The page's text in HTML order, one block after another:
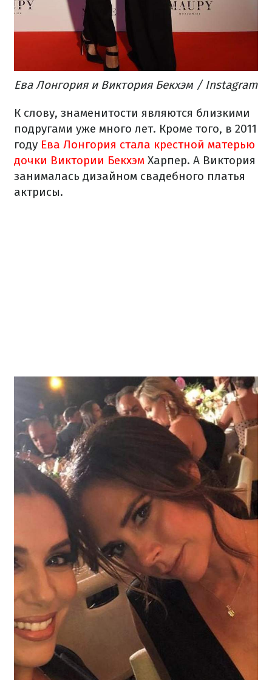
Ева Лонгория и Виктория Бекхэм / Instagram
К слову, знаменитости являются близкими
подругами уже много лет. Кроме того, в 2011
году Ева Лонгория стала крестной матерью
дочки Виктории Бекхэм Харпер. А Виктория
занималась дизайном свадебного платья
актрисы.